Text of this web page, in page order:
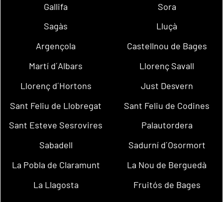
Gallifa
Sora
Sagàs
Lluçà
Argençola
Castellnou de Bages
Martí d´Albars
Llorenç Savall
Llorenç d´Hortons
Just Desvern
Sant Feliu de Llobregat
Sant Feliu de Codines
Sant Esteve Sesrovires
Palautordera
Sabadell
Sadurní d´Osormort
La Pobla de Claramunt
La Nou de Berguedà
La Llagosta
Fruitós de Bages